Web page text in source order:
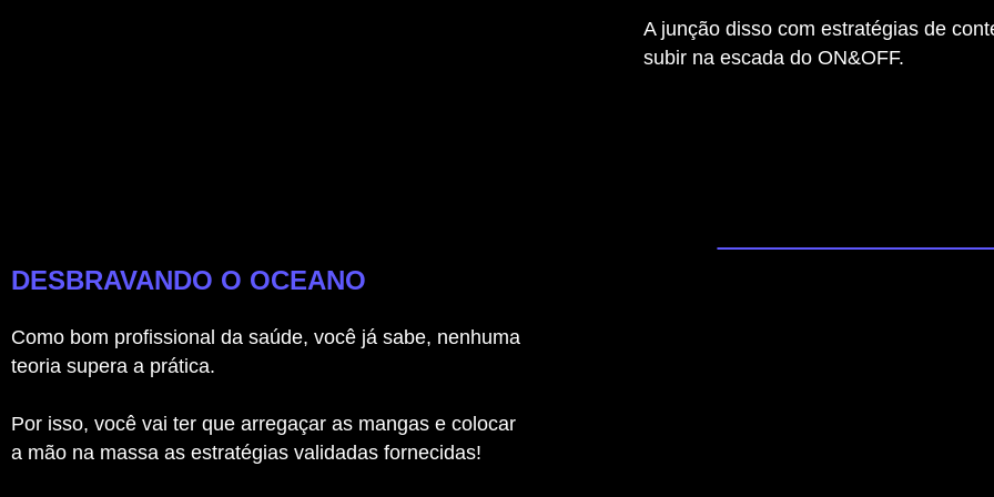
A junção disso com estratégias de
subir na escada do ON&OFF.
DESBRAVANDO O OCEANO
Como bom profissional da saúde, você já sabe, nenhuma
teoria supera a prática.
Por isso, você vai ter que arregaçar as mangas e colocar
a mão na massa as estratégias validadas fornecidas!